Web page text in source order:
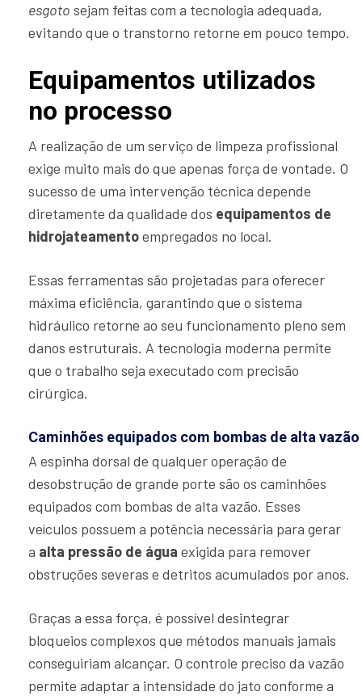
esgoto sejam feitas com a tecnologia adequada,
evitando que o transtorno retorne em pouco tempo.
Equipamentos utilizados
no processo
A realização de um serviço de limpeza profissional
exige muito mais do que apenas força de vontade. O
sucesso de uma intervenção técnica depende
diretamente da qualidade dos equipamentos de
hidrojateamentoempregados no local.
Essas ferramentas são projetadas para oferecer
máxima eficiência, garantindo que o sistema
hidráulico retorne ao seu funcionamento pleno sem
danos estruturais. A tecnologia moderna permite
que o trabalho seja executado com precisão
cirúrgica.
Caminhões equipados com bombas de alta vazão
A espinha dorsal de qualquer operação de
desobstrução de grande porte são os caminhões
equipados com bombas de alta vazão. Esses
veículos possuem a potência necessária para gerar
a alta pressão de água exigida para remover
obstruções severas e detritos acumulados por anos.
Graças a essa força, é possível desintegrar
bloqueios complexos que métodos manuais jamais
conseguiriam alcançar. O controle preciso da vazão
permite adaptar a intensidade do jato conforme a